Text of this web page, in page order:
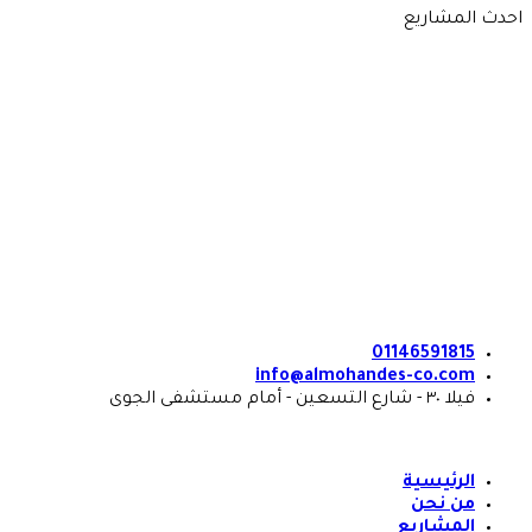
Skip
احدث المشاريع
01146591815
info@almohandes-co.com
فيلا ٣٠ - شارع التسعين - أمام مستشفى الجوى
الرئيسية
من نحن